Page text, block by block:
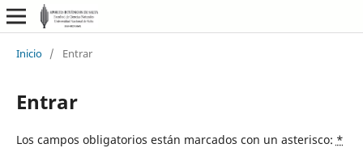
Inicio / Entrar
Entrar
Los campos obligatorios están marcados con un asterisco: *